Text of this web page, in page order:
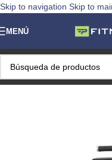
Skip to navigation Skip to
MENÚ